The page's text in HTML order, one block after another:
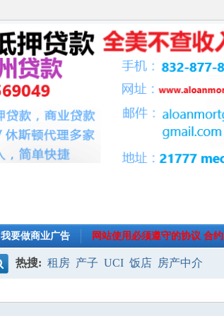
我要做商业广告 网站使用必须遵守的协议 合约
热搜: 租房 产子 UCI 饭店 房产中介